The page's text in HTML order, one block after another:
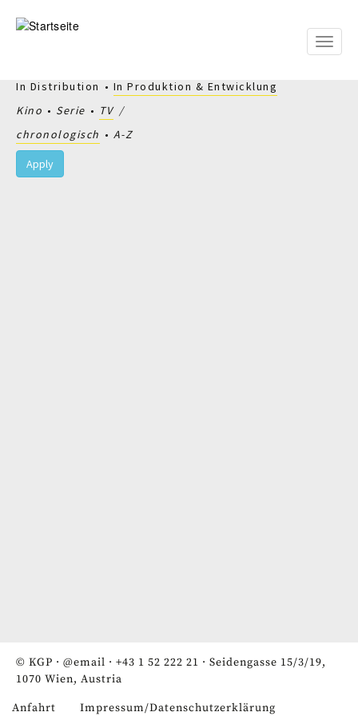
zum
Toggle
In Distribution
In Produktion & Entwicklung
Kino
Serie
TV
chronologisch
A-Z
Apply
© KGP · @email · +43 1 52 222 21 · Seidengasse 15/3/19,
1070 Wien, Austria
Anfahrt Impressum/Datenschutzerklärung